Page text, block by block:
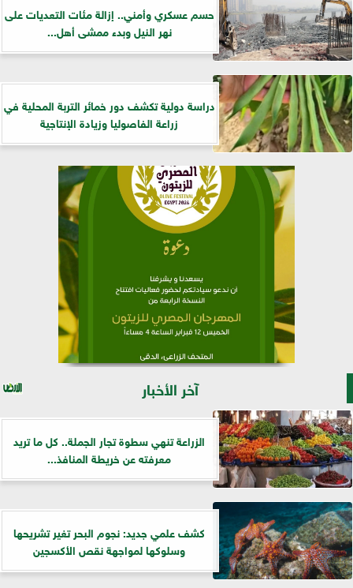
حسم عسكري وأمني.. إزالة مئات التعديات على
نهر النيل وبدء ممشى أهل...
دراسة دولية تكشف دور خمائر التربة المحلية في
زراعة الفاصوليا وزيادة الإنتاجية
آخر الأخبار
الزراعة تنهي سطوة تجار الجملة.. كل ما تريد
معرفته عن خريطة المنافذ...
كشف علمي جديد: نجوم البحر تغير تشريحها
وسلوكها لمواجهة نقص الأكسجين